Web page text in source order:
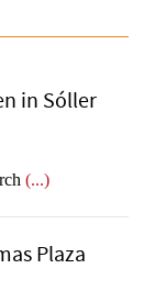
in Sóller
(...)
Plaza